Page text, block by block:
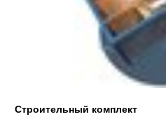
Строительный комплект